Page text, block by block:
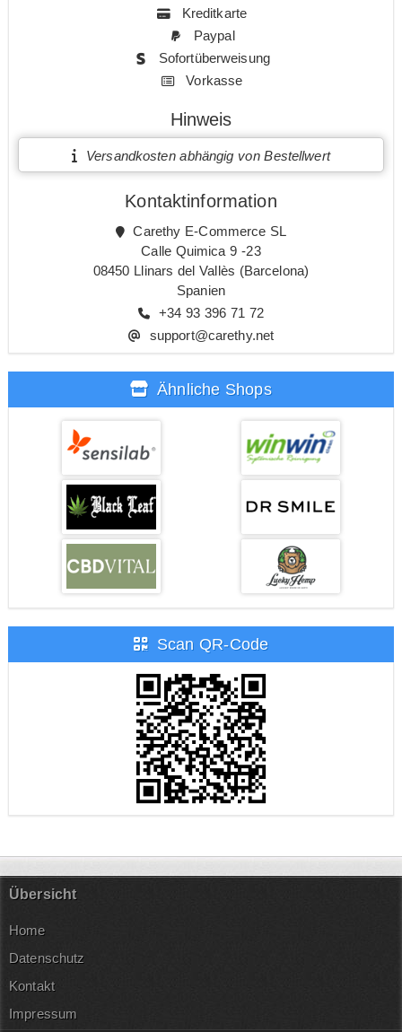
Kreditkarte
Paypal
Sofortüberweisung
Vorkasse
Hinweis
Versandkosten abhängig von Bestellwert
Kontaktinformation
Carethy E-Commerce SL
Calle Quimica 9 -23
08450 Llinars del Vallès (Barcelona)
Spanien
+34 93 396 71 72
support@carethy.net
Ähnliche Shops
Scan QR-Code
Übersicht
Home
Datenschutz
Kontakt
Impressum